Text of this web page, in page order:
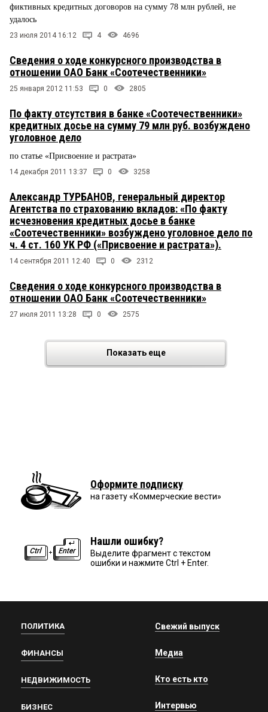
фиктивных кредитных договоров на сумму 78 млн рублей, не
удалось
23 июля 2014 16:12 4 4696
Сведения о ходе конкурсного производства в
отношении ОАО Банк «Соотечественники»
25 января 2012 11:53 0 2805
По факту отсутствия в банке «Соотечественники»
кредитных досье на сумму 79 млн руб. возбуждено
уголовное дело
по статье «Присвоение и растрата»
14 декабря 2011 13:37 0 3258
Александр ТУРБАНОВ, генеральный директор
Агентства по страхованию вкладов: «По факту
исчезновения кредитных досье в банке
«Соотечественники» возбуждено уголовное дело по
ч. 4 ст. 160 УК РФ («Присвоение и растрата»).
14 сентября 2011 12:40 0 2312
Сведения о ходе конкурсного производства в
отношении ОАО Банк «Соотечественники»
27 июля 2011 13:28 0 2575
Показать еще
Оформите подписку
на газету «Коммерческие вести»
Нашли ошибку?
Выделите фрагмент с текстом
ошибки и нажмите Ctrl + Enter.
ПОЛИТИКА
ФИНАНСЫ
НЕДВИЖИМОСТЬ
БИЗНЕС
Свежий выпуск
Медиа
Кто есть кто
Интервью